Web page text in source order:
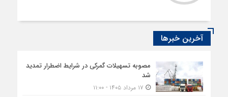
آخرین خبرها
مصوبه تسهیلات گمرکی در شرایط اضطرار تمدید
شد